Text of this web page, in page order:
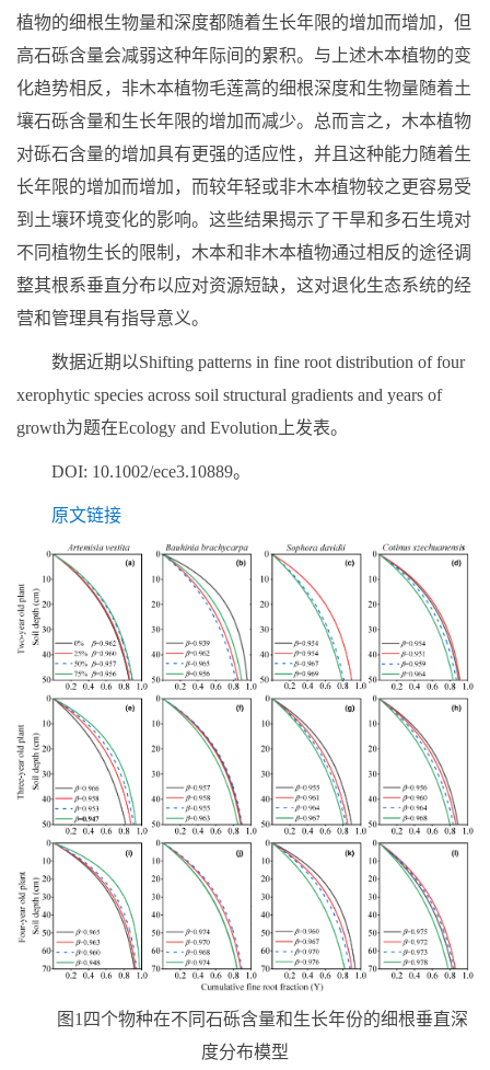
植物的细根生物量和深度都随着生长年限的增加而增加，但
高石砾含量会减弱这种年际间的累积。与上述木本植物的变
化趋势相反，非木本植物毛莲蒿的细根深度和生物量随着土
壤石砾含量和生长年限的增加而减少。总而言之，木本植物
对砾石含量的增加具有更强的适应性，并且这种能力随着生
长年限的增加而增加，而较年轻或非木本植物较之更容易受
到土壤环境变化的影响。这些结果揭示了干旱和多石生境对
不同植物生长的限制，木本和非木本植物通过相反的途径调
整其根系垂直分布以应对资源短缺，这对退化生态系统的经
营和管理具有指导意义。
数据近期以Shifting patterns in fine root distribution of four
xerophytic species across soil structural gradients and years of
growth为题在Ecology and Evolution 上发表。
DOI: 10.1002/ece3.10889。
原文链接
图 1 四个物种在不同石砾含量和生长年份的细根垂直深
度分布模型